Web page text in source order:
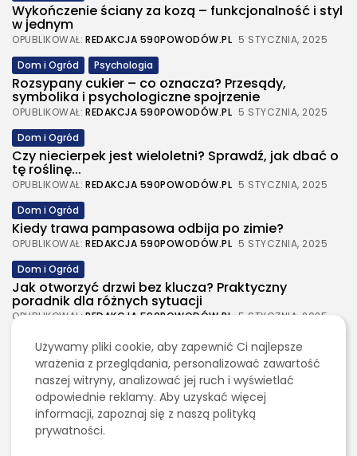
Wykończenie ściany za kozą – funkcjonalność i styl
w jednym
OPUBLIKOWAŁ: REDAKCJA 590POWODÓW.PL 5 STYCZNIA, 2025
Dom i Ogród
Psychologia
Rozsypany cukier – co oznacza? Przesądy,
symbolika i psychologiczne spojrzenie
OPUBLIKOWAŁ: REDAKCJA 590POWODÓW.PL 5 STYCZNIA, 2025
Dom i Ogród
Czy niecierpek jest wieloletni? Sprawdź, jak dbać o
tę roślinę...
OPUBLIKOWAŁ: REDAKCJA 590POWODÓW.PL 5 STYCZNIA, 2025
Dom i Ogród
Kiedy trawa pampasowa odbija po zimie?
OPUBLIKOWAŁ: REDAKCJA 590POWODÓW.PL 5 STYCZNIA, 2025
Dom i Ogród
Jak otworzyć drzwi bez klucza? Praktyczny
poradnik dla różnych sytuacji
OPUBLIKOWAŁ: REDAKCJA 590POWODÓW.PL 5 STYCZNIA, 2025
Dom i Ogród
Jak urządzić nowoczesną strefę BBQ w ogrodzie?
OPUBLIKOWAŁ:REDAKCJA 4 SIERPNIA, 2026
Ciekawostki
Lattafa Asad – gdzie kupić?
OPUBLIKOWAŁ:REDAKCJA
Używamy pliki cookie, aby zapewnić Ci najlepsze
wrażenia z przeglądania, personalizować zawartość
naszej witryny, analizować jej ruch i wyświetlać
odpowiednie reklamy. Aby uzyskać więcej
informacji, zapoznaj się z naszą polityką
prywatności.